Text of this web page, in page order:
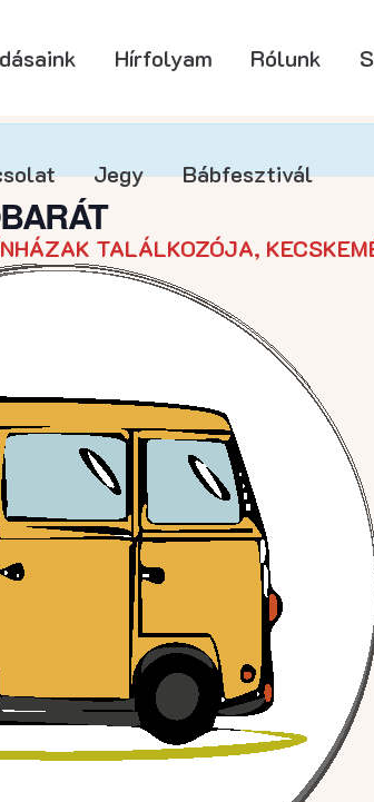
Hírfolyam Rólunk
Jegy Bábfesztivál
TALÁLKOZÓJA,